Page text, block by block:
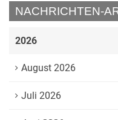
NACHRICHTEN-
2026
August 2026
Juli 2026